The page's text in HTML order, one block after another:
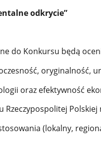
odkrycie”
do Konkursu będą
oryginalność,
oraz efektywność
Rzeczypospolitej
(lokalny,